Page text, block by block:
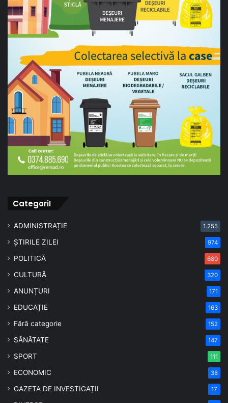
CategoriI
ADMINISTRAȚIE 1.255
ȘTIRILE ZILEI 974
POLITICĂ 680
CULTURĂ 320
ANUNȚURI 171
EDUCAȚIE 163
Fără categorie 152
SĂNĂTATE 147
SPORT 111
ECONOMIC 38
GAZETA DE INVESTIGAȚII 17